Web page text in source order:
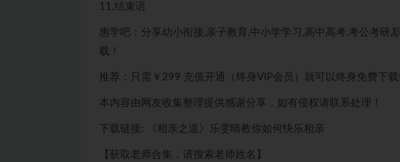
11.结束语
惠学吧：分享幼小衔接,亲子教育,中小学学习,高中高考,考公考研,
载！
推荐：只需￥299 充值开通（终身VIP会员）就可以 终身免费下载
本内容由网友收集整理提供感谢分享，如有侵权请联系处理！
下载链接: 《相亲之道》乐雯晴教你如何快乐相亲
【获取老师合集，请搜索老师姓名】